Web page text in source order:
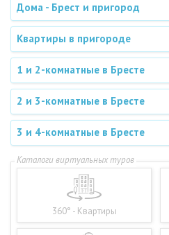
Дома - Брест и пригород
Квартиры в пригороде
1 и 2-комнатные в Бресте
2 и 3-комнатные в Бресте
3 и 4-комнатные в Бресте
360° - Квартиры